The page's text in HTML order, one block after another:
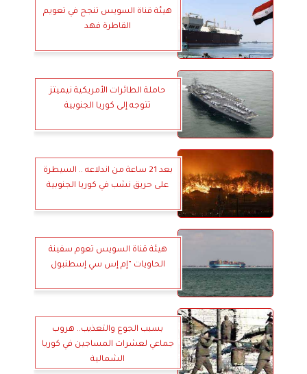
هيئة قناة السويس تنجح في تعويم
القاطرة فهد
حاملة الطائرات الأمريكية نيميتز
تتوجه إلى كوريا الجنوبية
بعد 21 ساعة من اندلاعه .. السيطرة
على حريق نشب في كوريا الجنوبية
هيئة قناة السويس تعوم سفينة
الحاويات ”إم إس سي إسطنبول
بسبب الجوع والتعذيب.. هروب
جماعي لعشرات المساجين في كوريا
الشمالية